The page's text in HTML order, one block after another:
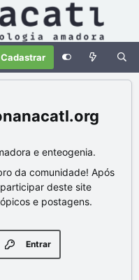
Cadastrar
e enteogenia.
da comunidade! Após
deste site
e postagens.
Entrar